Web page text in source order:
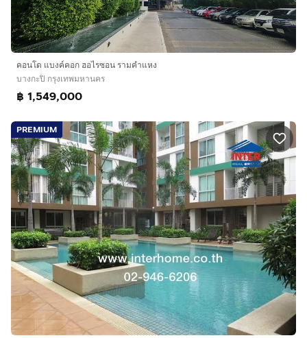
คอนโด แบงค์คอก ฮอไรซอน รามคำแหง
บางกะปิ กรุงเทพมหานคร
฿ 1,549,000
PREMIUM